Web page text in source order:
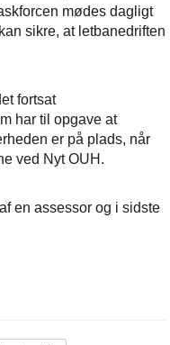
mødes dagligt
sikre, at letbanedriften
fortsat
har til opgave at
er på plads, når
ved Nyt OUH.
en assessor og i sidste